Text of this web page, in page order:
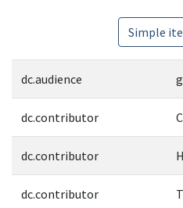
Simple
dc.audience
dc.contributor
dc.contributor
dc.contributor